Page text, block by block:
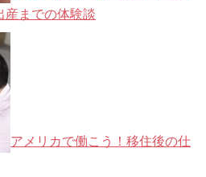
産までの体験談
アメリカで働こう！移住後の仕